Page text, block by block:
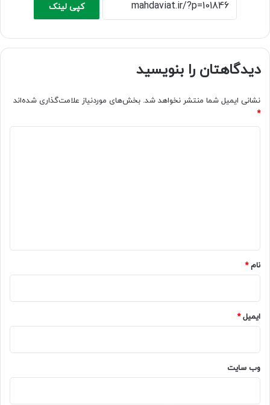
کپی لینک
دیدگاهتان را بنویسید
نشانی ایمیل شما منتشر نخواهد شد. بخش‌های موردنیاز علامت‌گذاری شده‌اند
*
نام*
ایمیل*
وب‌ سایت